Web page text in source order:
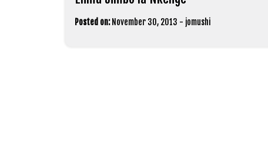
Posted on: November 30, 2013 - jomushi